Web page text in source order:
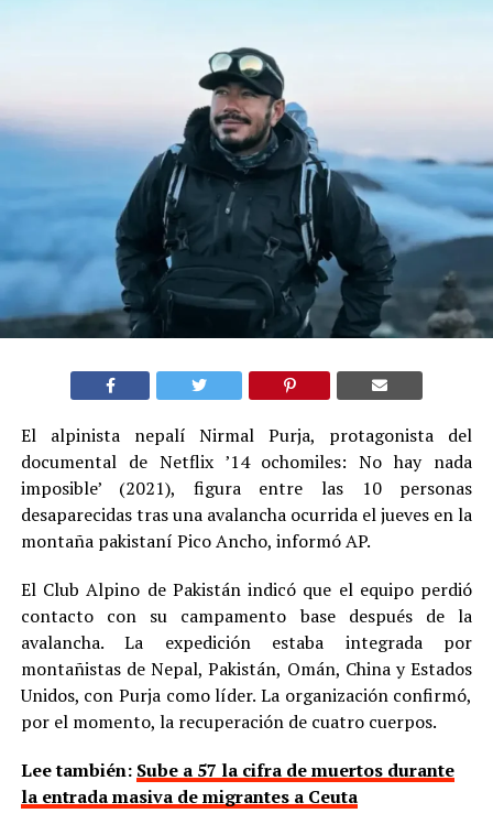
El alpinista nepalí Nirmal Purja, protagonista del
documental de Netflix ’14 ochomiles: No hay nada
imposible’ (2021), figura entre las 10 personas
desaparecidas tras una avalancha ocurrida el jueves en la
montaña pakistaní Pico Ancho, informó AP.
El Club Alpino de Pakistán indicó que el equipo perdió
contacto con su campamento base después de la
avalancha. La expedición estaba integrada por
montañistas de Nepal, Pakistán, Omán, China y Estados
Unidos, con Purja como líder. La organización confirmó,
por el momento, la recuperación de cuatro cuerpos.
Lee también: Sube a 57 la cifra de muertos durante
la entrada masiva de migrantes a Ceuta